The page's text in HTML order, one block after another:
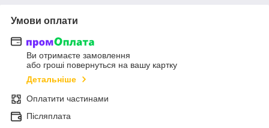
Умови оплати
Ви отримаєте замовлення
або гроші повернуться на вашу картку
Детальніше
Оплатити частинами
Післяплата